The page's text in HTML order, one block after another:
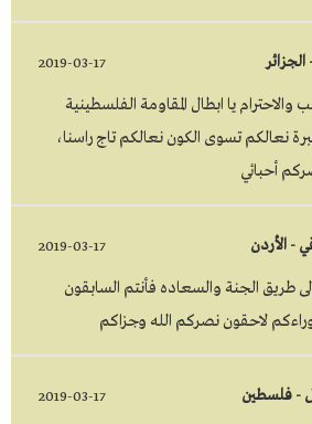
2019-03-17
والاحترام يا ابطال المقاومة الفلسطينية
نعالكم تسوى الكون نعالكم تاج راسنا،
أحبائي
- الأردن 2019-03-17
طريق الجنة والسعاده فأنتم السابقون
لاحقون نصركم الله وجزاكم
- فلسطين 2019-03-17